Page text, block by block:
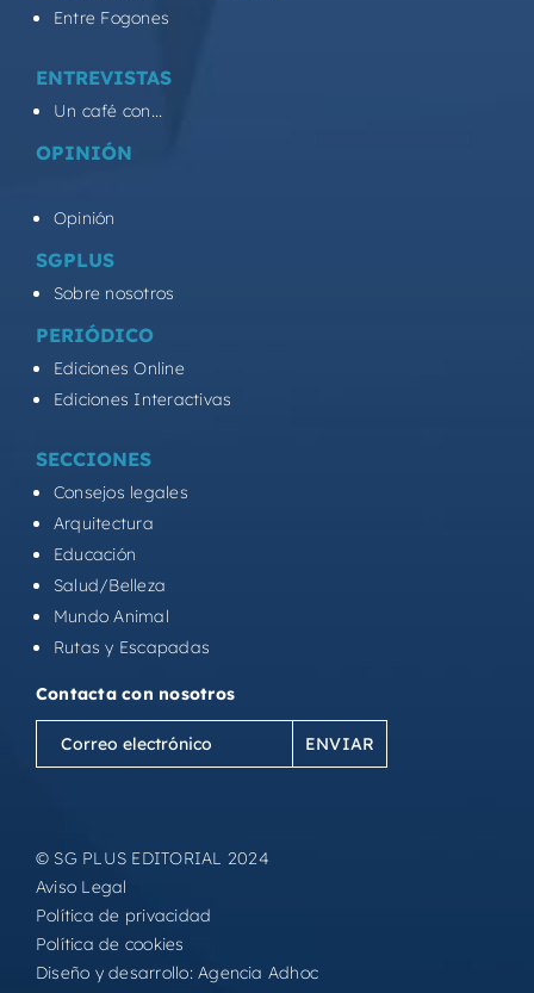
Entre Fogones
ENTREVISTAS
Un café con...
OPINIÓN
Opinión
SGPLUS
Sobre nosotros
PERIÓDICO
Ediciones Online
Ediciones Interactivas
SECCIONES
Consejos legales
Arquitectura
Educación
Salud/Belleza
Mundo Animal
Rutas y Escapadas
Contacta con nosotros
Correo
electrónico
© SG PLUS EDITORIAL 2024
Aviso Legal
Política de privacidad
Política de cookies
Diseño y desarrollo:Agencia Adhoc